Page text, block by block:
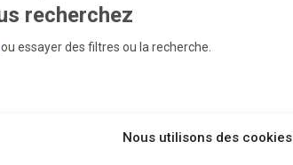
Nous utilisons des cookies
recherchez
ou essayer des filtres ou la recherche.